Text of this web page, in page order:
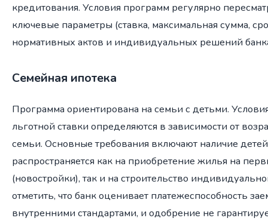
кредитования. Условия программ регулярно
ключевые параметры (ставка, максимальная сумма,
нормативных актов и индивидуальных решений
Семейная ипотека
Программа ориентирована на семьи с детьми.
льготной ставки определяются в зависимости от
семьи. Основные требования включают наличие
распространяется как на приобретение жилья на
(новостройки), так и на строительство
отметить, что банк оценивает платежеспособность
внутренними стандартами, и одобрение не